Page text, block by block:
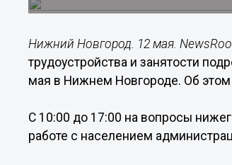
Нижний Новгород. 12 мая.
трудоустройства и занятости
мая в Нижнем Новгороде. Об
С 10:00 до 17:00 на вопросы
работе с населением